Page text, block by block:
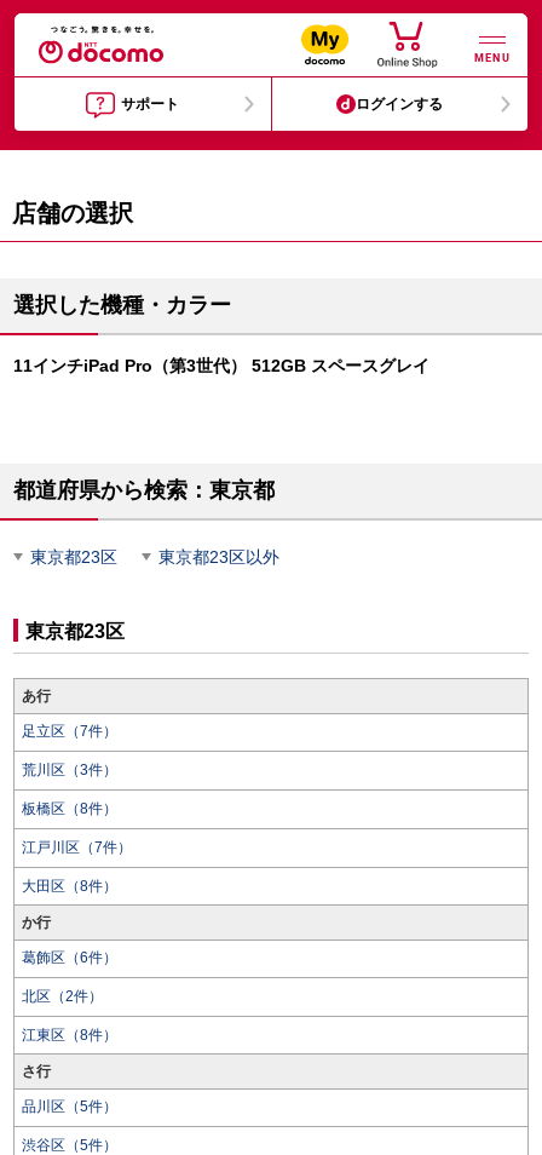
MENU
サポート ログインする
店舗の選択
選択した機種・カラー
11インチiPad Pro（第3世代） 512GB スペースグレイ
都道府県から検索：東京都
東京都23区 東京都23区以外
東京都23区
あ行
足立区（7件）
荒川区（3件）
板橋区（8件）
江戸川区（7件）
大田区（8件）
か行
葛飾区（6件）
北区（2件）
江東区（8件）
さ行
品川区（5件）
渋谷区（5件）